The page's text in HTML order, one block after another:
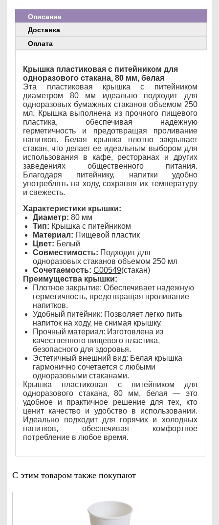
Описание
Доставка
Оплата
Крышка пластиковая с питейником для
одноразового стакана, 80 мм, белая
Эта пластиковая крышка с питейником
диаметром 80 мм идеально подходит для
одноразовых бумажных стаканов объемом 250
мл. Крышка выполнена из прочного пищевого
пластика, обеспечивая надежную
герметичность и предотвращая проливание
напитков. Белая крышка плотно закрывает
стакан, что делает ее идеальным выбором для
использования в кафе, ресторанах и других
заведениях общественного питания.
Благодаря питейнику, напитки удобно
употреблять на ходу, сохраняя их температуру
и свежесть.
Характеристики крышки:
Диаметр: 80 мм
Тип: Крышка с питейником
Материал: Пищевой пластик
Цвет: Белый
Совместимость: Подходит для
одноразовых стаканов объемом 250 мл
Сочетаемость: С00549(стакан)
Преимущества крышки:
Плотное закрытие: Обеспечивает надежную
герметичность, предотвращая проливание
напитков.
Удобный питейник: Позволяет легко пить
напиток на ходу, не снимая крышку.
Прочный материал: Изготовлена из
качественного пищевого пластика,
безопасного для здоровья.
Эстетичный внешний вид: Белая крышка
гармонично сочетается с любыми
одноразовыми стаканами.
Крышка пластиковая с питейником для
одноразового стакана, 80 мм, белая — это
удобное и практичное решение для тех, кто
ценит качество и удобство в использовании.
Идеально подходит для горячих и холодных
напитков, обеспечивая комфортное
потребление в любое время.
С этим товаром также покупают